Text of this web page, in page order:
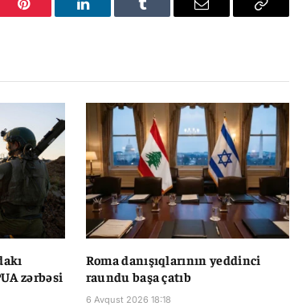
Pinterest LinkedIn Tumblr Email
Copy
zərbəsi
Roma danışıqlarının yeddinci
raundu başa çatıb
6 Avqust 2026 18:18